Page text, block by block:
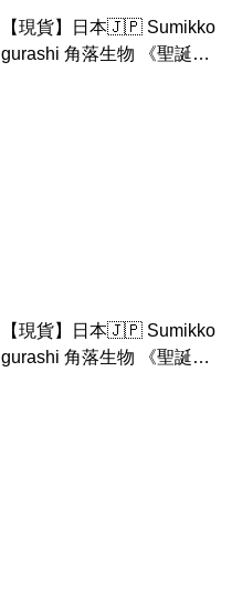
【現貨】日本🇯🇵 Sumikko
gurashi 角落生物 《聖誕裝
【現貨】日本🇯🇵 Sumikko
gurashi 角落生物 《聖誕裝